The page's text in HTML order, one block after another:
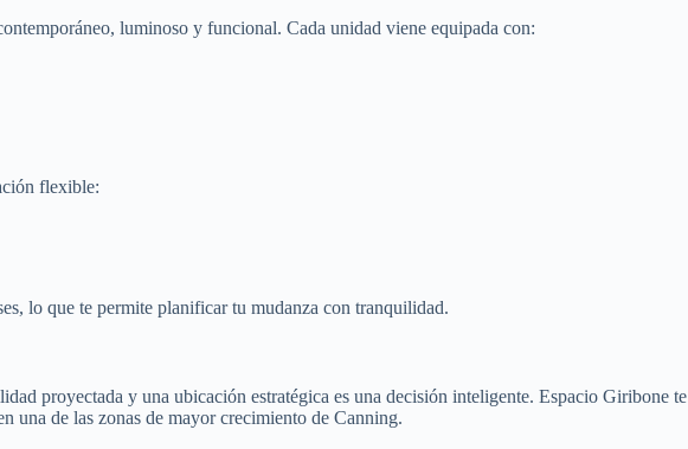
luminoso y funcional. Cada unidad viene equipada con:
flexible:
lo que te permite planificar tu mudanza con tranquilidad.
proyectada y una ubicación estratégica es una decisión inteligente. Espacio Giribone te
una de las zonas de mayor crecimiento de Canning.